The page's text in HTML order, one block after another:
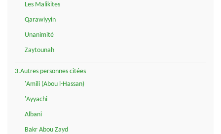
Les Malikites
Qarawiyyin
Unanimité
Zaytounah
3.Autres personnes citées
'Amili (Abou l-Hassan)
'Ayyachi
Albani
Bakr Abou Zayd